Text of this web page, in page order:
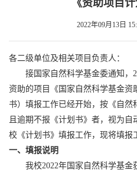
《资助项目
2022年09月13日
各二级单位及相关项目负责人：
接国家自然科学基金委通知，
资助的项目《国家自然科学基金资
书）填报工作已经开始，按《自然
且逾期不报《计划书》者，视为
校《计划书》填报工作，现将填报
一、填报说明
我校2022年国家自然科学基金